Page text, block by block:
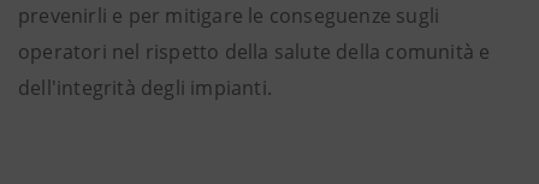
prevenirli e per mitigare le conseguenze sugli
operatori nel rispetto della salute della comunità e
dell'integrità degli impianti.